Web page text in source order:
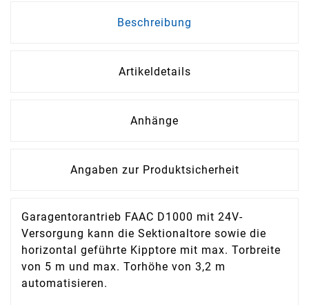
Beschreibung
Artikeldetails
Anhänge
Angaben zur Produktsicherheit
Garagentorantrieb FAAC D1000 mit 24V-
Versorgung kann die Sektionaltore sowie die
horizontal geführte Kipptore mit max. Torbreite
von 5 m und max. Torhöhe von 3,2 m
automatisieren.